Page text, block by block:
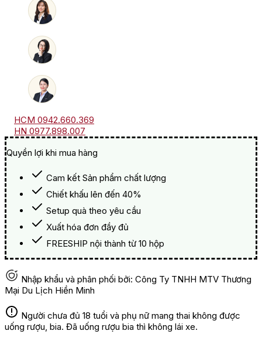
HCM 0942.660.369
HN 0977.898.007
Quyền lợi khi mua hàng
Cam kết Sản phẩm chất lượng
Chiết khấu lên đến 40%
Setup quà theo yêu cầu
Xuất hóa đơn đầy đủ
FREESHIP nội thành từ 10 hộp
Nhập khẩu và phân phối bởi: Công Ty TNHH MTV Thương
Mại Du Lịch Hiền Minh
Người chưa đủ 18 tuổi và phụ nữ mang thai không được
uống rượu, bia. Đã uống rượu bia thì không lái xe.